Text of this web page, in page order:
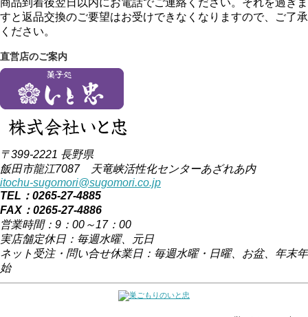
すと返品交換のご要望はお受けできなくなりますので、ご了承
ください。
直営店のご案内
〒399-2221 長野県
飯田市龍江7087 天竜峡活性化センターあざれあ内
itochu-sugomori@sugomori.co.jp
TEL：0265-27-4885
FAX：0265-27-4886
営業時間：9：00～17：00
実店舗定休日：毎週水曜、元日
ネット受注・問い合せ休業日：毎週水曜・日曜、お盆、年末年
始